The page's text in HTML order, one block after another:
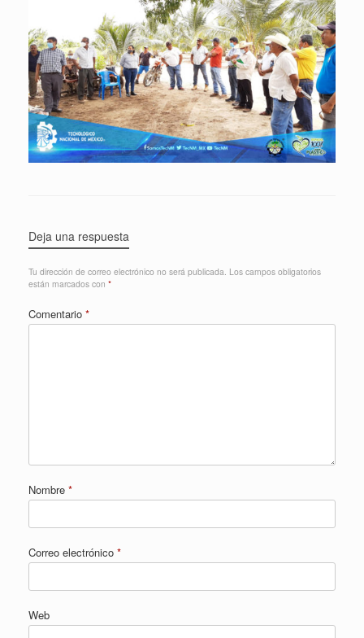
Deja una respuesta
Tu dirección de correo electrónico no será publicada. Los campos obligatorios
están marcados con *
Comentario *
Nombre *
Correo electrónico *
Web